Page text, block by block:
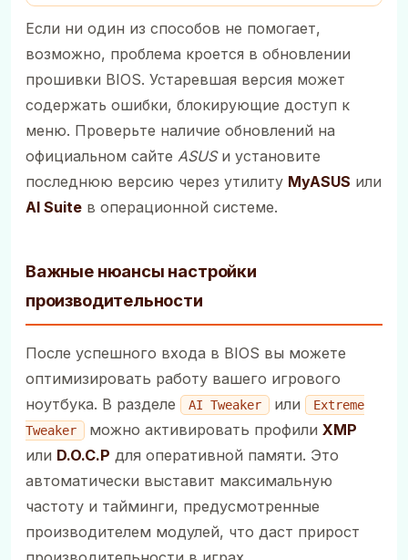
Если ни один из способов не помогает,
возможно, проблема кроется в обновлении
прошивки BIOS. Устаревшая версия может
содержать ошибки, блокирующие доступ к
меню. Проверьте наличие обновлений на
официальном сайте ASUSи установите
последнюю версию через утилиту MyASUS или
AI Suite в операционной системе.
Важные нюансы настройки
производительности
После успешного входа в BIOS вы можете
оптимизировать работу вашего игрового
ноутбука. В разделе
AI Tweaker или
Extreme
Tweaker
можно активировать профили XMP
или D.O.C.P для оперативной памяти. Это
автоматически выставит максимальную
частоту и тайминги, предусмотренные
производителем модулей, что даст прирост